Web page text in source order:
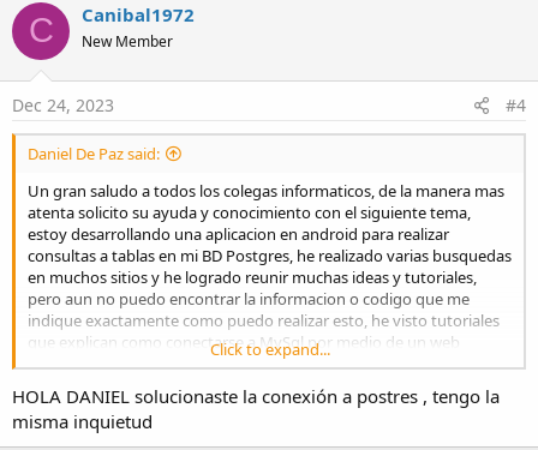
C Canibal1972
New Member
Dec 24, 2023 #4
Daniel De Paz said:
Un gran saludo a todos los colegas informaticos, de la manera mas
atenta solicito su ayuda y conocimiento con el siguiente tema,
estoy desarrollando una aplicacion en android para realizar
consultas a tablas en mi BD Postgres, he realizado varias busquedas
en muchos sitios y he logrado reunir muchas ideas y tutoriales,
pero aun no puedo encontrar la informacion o codigo que me
indique exactamente como puedo realizar esto, he visto tutoriales
que explican como conectarse a MySql por medio de un web
service con PHP, tambien tutoriales para SqlServer, pero no logro
ubicar algun material para Postgres.
Agredecere muchisimo si alguien puede brindarme su apoyo
Click to expand...
HOLA DANIEL solucionaste la conexión a postres , tengo la
misma inquietud